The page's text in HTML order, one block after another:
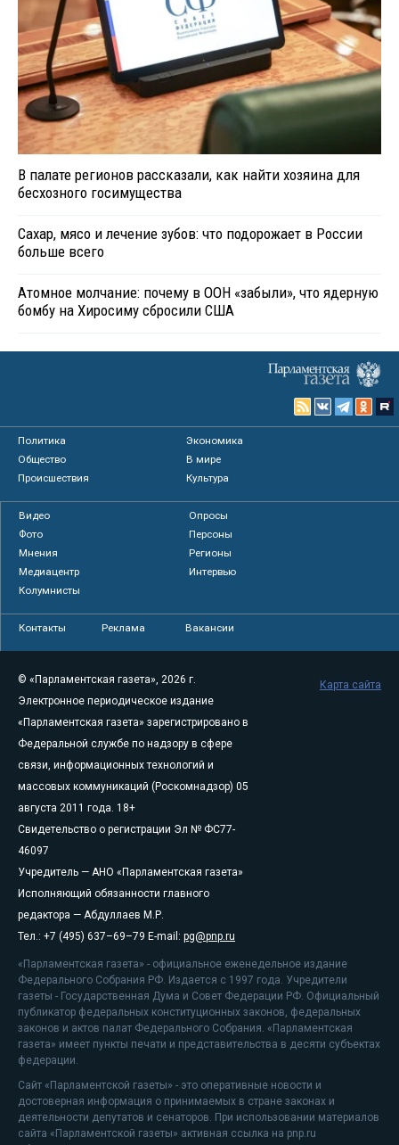
В палате регионов рассказали, как найти хозяина для
бесхозного госимущества
Сахар, мясо и лечение зубов: что подорожает в России
больше всего
Атомное молчание: почему в ООН «забыли», что ядерную
бомбу на Хиросиму сбросили США
Политика
Экономика
Общество
В мире
Происшествия
Культура
Видео
Опросы
Фото
Персоны
Мнения
Регионы
Медиацентр
Интервью
Колумнисты
Контакты Реклама Вакансии
© «Парламентская газета», 2026 г.
Электронное периодическое издание
«Парламентская газета» зарегистрировано в
Федеральной службе по надзору в сфере
связи, информационных технологий и
массовых коммуникаций (Роскомнадзор) 05
августа 2011 года. 18+
Свидетельство о регистрации Эл № ФС77-
46097
Учредитель — АНО «Парламентская газета»
Исполняющий обязанности главного
редактора — Абдуллаев М.Р.
Тел.: +7 (495) 637–69–79 E-mail: pg@pnp.ru
«Парламентская газета» - официальное еженедельное издание
Федерального Собрания РФ. Издается с 1997 года. Учредители
газеты - Государственная Дума и Совет Федерации РФ. Официальный
публикатор федеральных конституционных законов, федеральных
законов и актов палат Федерального Собрания. «Парламентская
газета» имеет пункты печати и представительства в десяти субъектах
федерации.
Сайт «Парламентской газеты» - это оперативные новости и
достоверная информация о принимаемых в стране законах и
деятельности депутатов и сенаторов. При использовании материалов
сайта «Парламентской газеты» активная ссылка на pnp.ru
Карта сайта